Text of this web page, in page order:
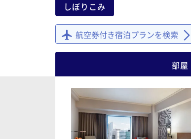
しぼりこみ
航空券付き宿泊プランを検索
部屋